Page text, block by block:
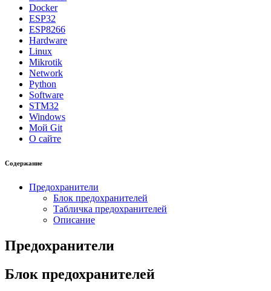
Docker
ESP32
ESP8266
Hardware
Linux
Mikrotik
Network
Python
Software
STM32
Windows
Мой Git
О сайте
Содержание
Предохранители
Блок предохранителей
Табличка предохранителей
Описание
Предохранители
Блок предохранителей